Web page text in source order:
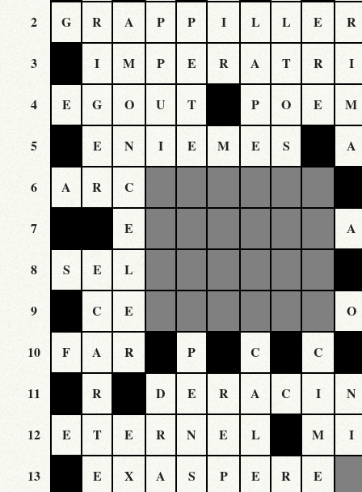
2 G R A P P I L L E R
3 I M P E R A T R I
4 E G O U T P O E M
5 E N I E M E S A
6 A R C
7 E A
8 S E L
9 C E O
10 F A R P C C
11 R D E R A C I N
12 E T E R N E L M I
13 E X A S P E R E